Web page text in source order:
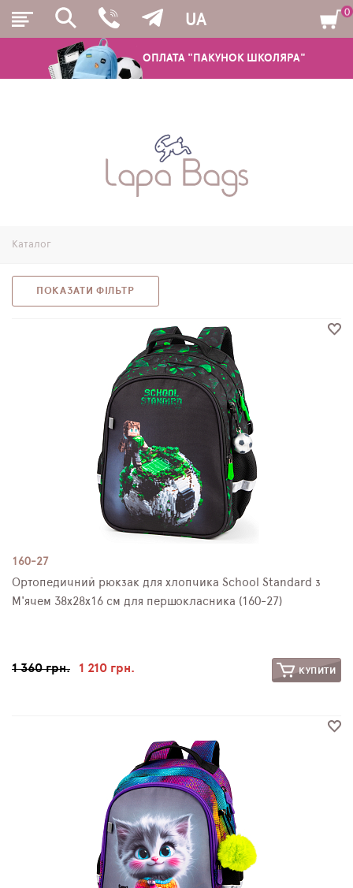
ОПЛАТА "ПАКУНОК ШКОЛЯРА"
UA
ШКІЛЬНІ РЮКЗАКИ ТА РАНЦІ
МОЛОДІЖНІ РЮКЗАКИ
ПЕНАЛИ
SCHOOL STANDARD
0
Каталог
ПОКАЗАТИ ФІЛЬТР
160-27
Ортопедичний рюкзак для хлопчика School Standard з
М'ячем 38х28х16 см для першокласника (160-27)
1 360 грн. 1 210 грн. КУПИТИ